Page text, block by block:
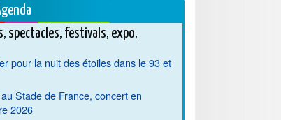
spectacles, festivals, expo,
pour la nuit des étoiles dans le 93 et
Stade de France, concert en
2026